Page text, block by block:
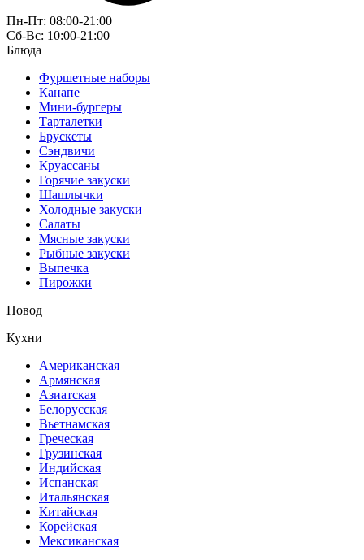
Пн-Пт: 08:00-21:00
Сб-Вс: 10:00-21:00
Блюда
Фуршетные наборы
Канапе
Мини-бургеры
Тарталетки
Брускеты
Сэндвичи
Круассаны
Горячие закуски
Шашлычки
Холодные закуски
Салаты
Мясные закуски
Рыбные закуски
Выпечка
Пирожки
Повод
Кухни
Американская
Армянская
Азиатская
Белорусская
Вьетнамская
Греческая
Грузинская
Индийская
Испанская
Итальянская
Китайская
Корейская
Мексиканская